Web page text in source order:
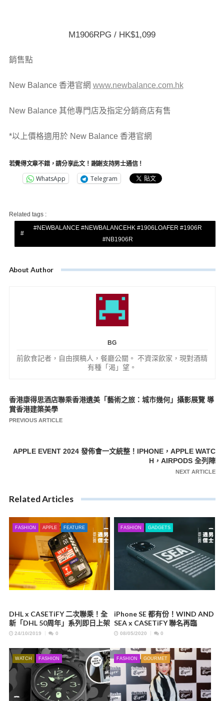
M1906RPG / HK$1,099
銷售點
New Balance 香港官網 www.newbalance.com.hk
New Balance 其他專門店及指定分銷商店有售
*以上價格適用於 New Balance 香港官網
若覺得文章不錯，請分享此文！謝謝支持男士通信！
WhatsApp Telegram
Related tags :
#NEWBALANCE #NEWBALANCEHK #1906LOAFER #1906R
#NB1906R
About Author
BG
前飲食記者，自由撰稿人，餐廳公關。 不資深飲家，現對酒精
有種「渴」望。
文
章
覽
香港康得思酒店聯乘香港遺美「藝術之旅：城市幾何」攝影展覽 導
賞香港建築美學
PREVIOUS ARTICLE
APPLE EVENT 2024 發佈會一文統整！IPHONE，APPLE WATC
H，AIRPODS 全列陣
NEXT ARTICLE
Related Articles
FASHION APPLE FEATURE
DHL x CASETiFY 二次聯乘！全
新「DHL 50周年」系列即日上架
24/10/2019 0
FASHION GADGETS
iPhone SE 都有份！WIND AND
SEA x CASETiFY 聯名再臨
08/05/2020 0
WATCH FASHION FASHION GOURMET